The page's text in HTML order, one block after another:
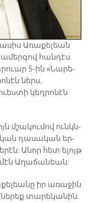
Ա­ռա­քե­լեան
հան­դէս
5-ին «Նա­րե­
ներս,
կեդ­րո­նէն
մշա­կու­մով ունկն­
դա­սա­կան եր­
Ա­նոր հետ ե­լոյթ
Ա­ղա­ճա­նեան:
իր ա­ռա­ջին
տա­րե­կա­նին: